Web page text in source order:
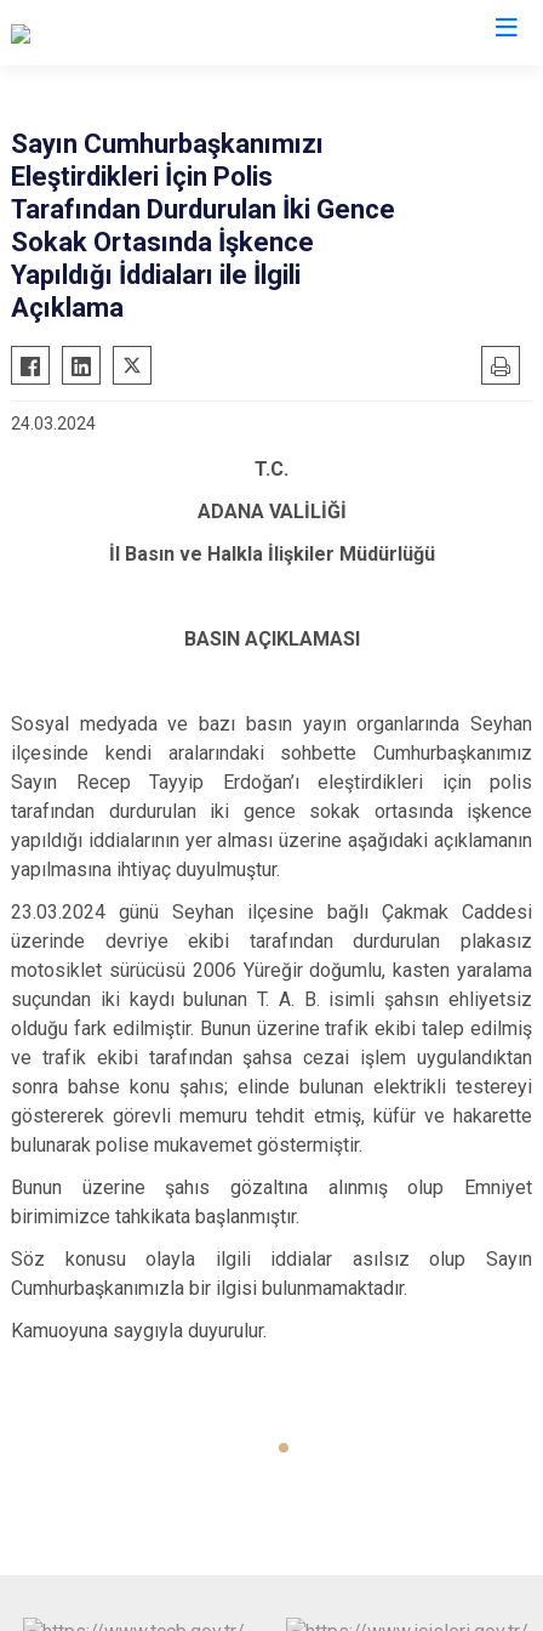
Sayın Cumhurbaşkanımızı
Eleştirdikleri İçin Polis
Tarafından Durdurulan İki Gence
Sokak Ortasında İşkence
Yapıldığı İddiaları ile İlgili
Açıklama
24.03.2024
T.C.
ADANA VALİLİĞİ
İl Basın ve Halkla İlişkiler Müdürlüğü
BASIN AÇIKLAMASI
Sosyal medyada ve bazı basın yayın organlarında Seyhan
ilçesinde kendi aralarındaki sohbette Cumhurbaşkanımız
Sayın Recep Tayyip Erdoğan’ı eleştirdikleri için polis
tarafından durdurulan iki gence sokak ortasında işkence
yapıldığı iddialarının yer alması üzerine aşağıdaki açıklamanın
yapılmasına ihtiyaç duyulmuştur.
23.03.2024 günü Seyhan ilçesine bağlı Çakmak Caddesi
üzerinde devriye ekibi tarafından durdurulan plakasız
motosiklet sürücüsü 2006 Yüreğir doğumlu, kasten yaralama
suçundan iki kaydı bulunan T. A. B. isimli şahsın ehliyetsiz
olduğu fark edilmiştir. Bunun üzerine trafik ekibi talep edilmiş
ve trafik ekibi tarafından şahsa cezai işlem uygulandıktan
sonra bahse konu şahıs; elinde bulunan elektrikli testereyi
göstererek görevli memuru tehdit etmiş, küfür ve hakarette
bulunarak polise mukavemet göstermiştir.
Bunun üzerine şahıs gözaltına alınmış olup Emniyet
birimimizce tahkikata başlanmıştır.
Söz konusu olayla ilgili iddialar asılsız olup Sayın
Cumhurbaşkanımızla bir ilgisi bulunmamaktadır.
Kamuoyuna saygıyla duyurulur.